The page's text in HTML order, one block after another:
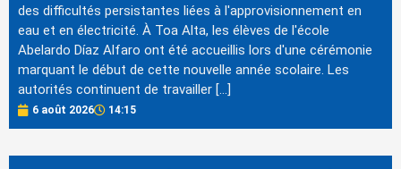
des difficultés persistantes liées à l'approvisionnement en
eau et en électricité. À Toa Alta, les élèves de l'école
Abelardo Díaz Alfaro ont été accueillis lors d'une cérémonie
marquant le début de cette nouvelle année scolaire. Les
autorités continuent de travailler […]
6 août 2026 14:15